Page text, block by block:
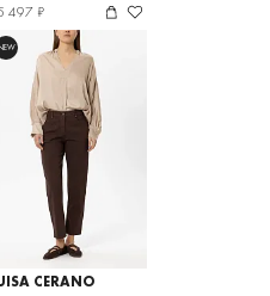
497 ₽
CERANO